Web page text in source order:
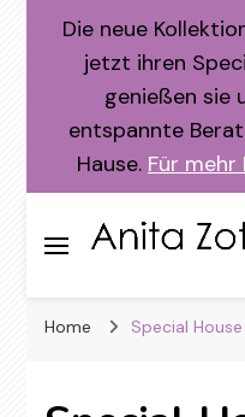
Die neue
jetzt ihren
genießen sie
entspannte
Hause. Für
Anita
Home
Special